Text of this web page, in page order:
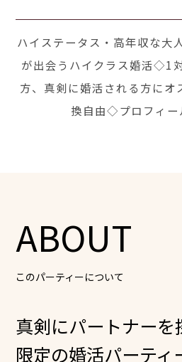
ハイステータス・高年収な大
が出会うハイクラス婚活◇1
方、真剣に婚活される方に
換自由◇プロフィー
ABOUT
このパーティーについて
真剣にパートナーを
限定の婚活パーティ